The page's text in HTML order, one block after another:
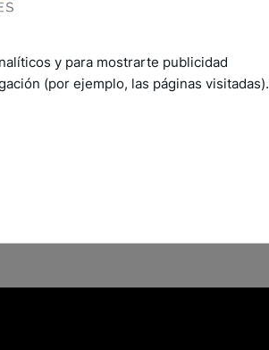
y para mostrarte publicidad
(por ejemplo, las páginas visitadas).